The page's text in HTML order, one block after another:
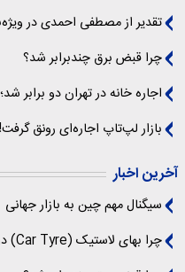
تقدیر از مصطفی احمدی در
چرا قبض برق چندبرابر شد؟
اجاره خانه در تهران دو برابر
بازار لپ‌تاپ اجاره‌ای رونق
آخرین اخبار
سیگنال‌ مهم چین به بازار جهانی
چرا بهای لاستیک (Car Tyre) در جهان بالا می‌برد؟